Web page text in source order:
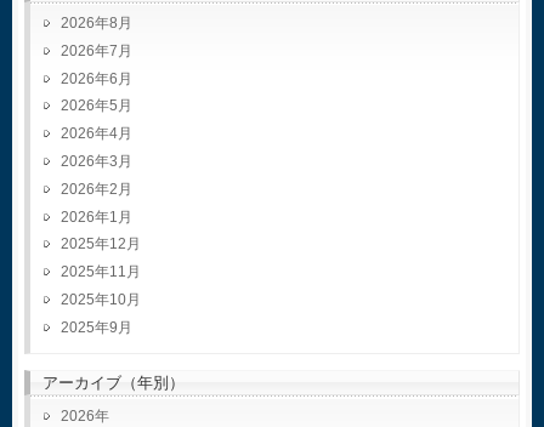
2026年8月
2026年7月
2026年6月
2026年5月
2026年4月
2026年3月
2026年2月
2026年1月
2025年12月
2025年11月
2025年10月
2025年9月
アーカイブ（年別）
2026